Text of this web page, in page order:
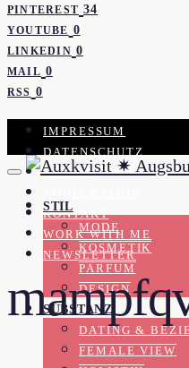
PINTEREST 34
YOUTUBE 0
LINKEDIN 0
MAIL 0
RSS 0
IMPRESSUM
DATENSCHUTZ
PRESSE
KONTAKT
WORK WITH ME
NEWSLETTER
STIL
MODE
KOSMETIK
PARFUM
DESIGN
SUBSTANZ
DATING &
FEMALE VIEW